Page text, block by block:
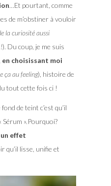
…Et pourtant, comme
de m’obstiner à vouloir
la curiosité aussi
). Du coup, je me suis
en choisissant moi
ça au feeling), histoire de
tout cette fois ci !
de teint c’est qu’il
».Pourquoi?
un effet
qu’il lisse, unifie et